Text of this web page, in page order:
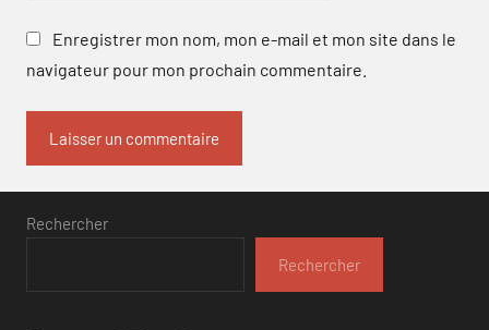
Enregistrer mon nom, mon e-mail et mon site dans le
navigateur pour mon prochain commentaire.
Rechercher
Rechercher